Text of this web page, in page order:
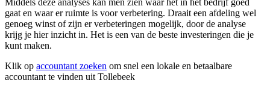
Middels deze analyses kan men zien waar het in het bedrijf goed
gaat en waar er ruimte is voor verbetering. Draait een afdeling wel
genoeg winst of zijn er verbeteringen mogelijk, door de analyse
krijg je hier inzicht in. Het is een van de beste investeringen die je
kunt maken.
Klik op accountant zoeken om snel een lokale en betaalbare
accountant te vinden uit Tollebeek